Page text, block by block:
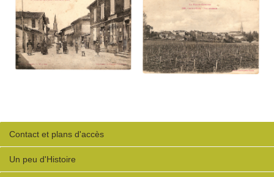
Contact et plans d'accès
Un peu d'Histoire